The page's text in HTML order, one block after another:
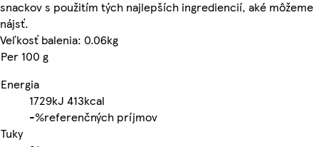
snackov s použitím tých najlepších ingrediencií, aké môžeme
nájsť.
Veľkosť balenia: 0.06kg
Per 100 g
Energia
1729kJ 413kcal
-%referenčných príjmov
Tuky